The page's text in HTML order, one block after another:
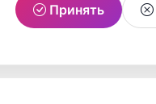
Принять